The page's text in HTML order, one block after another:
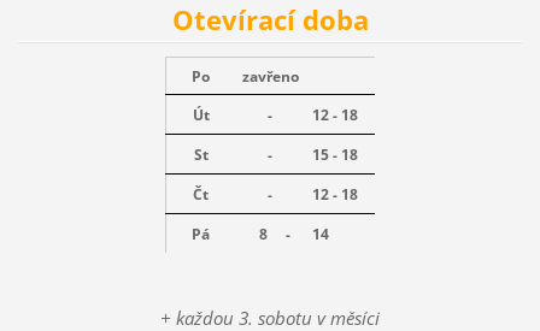
Otevírací doba
Po
zavřeno
Út
-
12 - 18
St
-
15 - 18
Čt
-
12 - 18
Pá
8 - 14
+ každou 3. sobotu v měsíci